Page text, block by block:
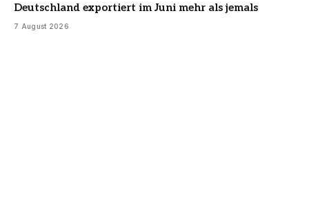
Deutschland exportiert im Juni mehr als jemals
7 August 2026